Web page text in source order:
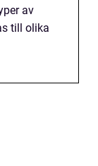
av
till olika